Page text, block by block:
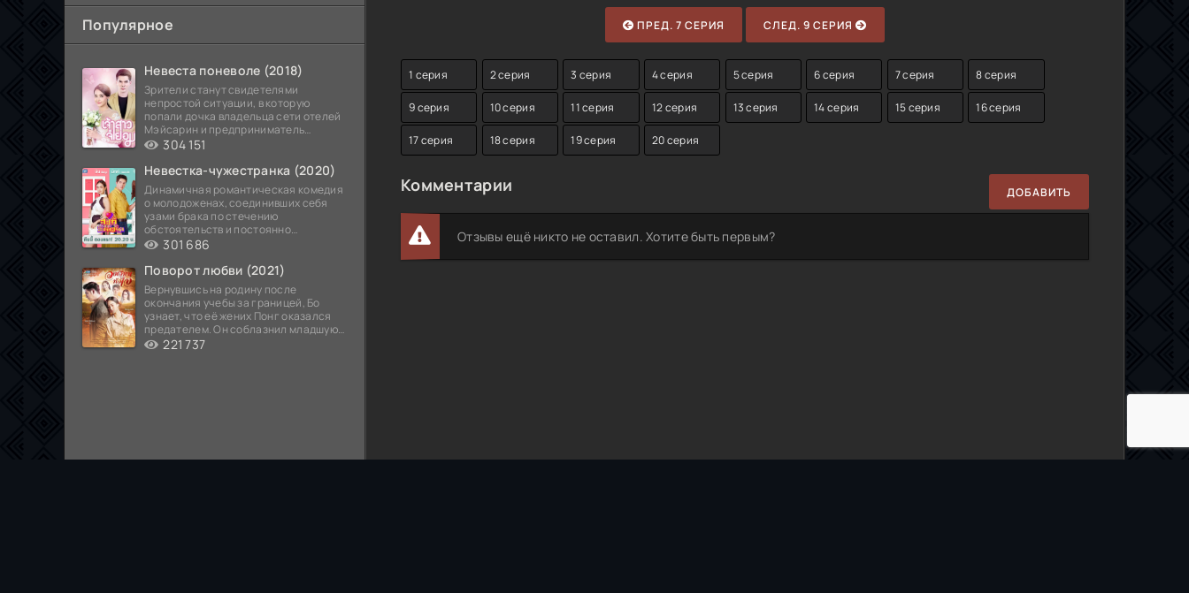
Популярное
Невеста поневоле (2018)
Зрители станут свидетелями
непростой ситуации, в которую
попали дочка владельца сети отелей
Мэйсарин и предприниматель
Кетдэн. Обоих главных героев
304 151
Невестка-чужестранка (2020)
Динамичная романтическая комедия
о молодоженах, соединивших себя
узами брака по стечению
обстоятельств и постоянно
попадающих в курьезные ситуации...
301 686
Поворот любви (2021)
Вернувшись на родину после
окончания учебы за границей, Бо
узнает, что её жених Понг оказался
предателем. Он соблазнил младшую
сестру хозяина
221 737
ПРЕД. 7 СЕРИЯ СЛЕД. 9 СЕРИЯ
1 серия 2 серия 3 серия 4 серия 5 серия 6 серия 7 серия 8 серия
9 серия 10 серия 11 серия 12 серия 13 серия 14 серия 15 серия 16 серия
17 серия 18 серия 19 серия 20 серия
Комментарии ДОБАВИТЬ
Отзывы ещё никто не оставил. Хотите быть первым?